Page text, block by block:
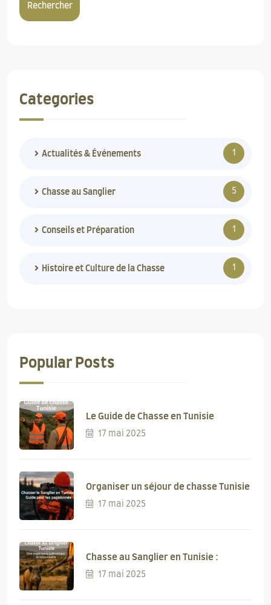
Rechercher
Categories
Actualités & Événements 1
Chasse au Sanglier 5
Conseils et Préparation 1
Histoire et Culture de la Chasse 1
Popular Posts
Le Guide de Chasse en Tunisie
17 mai 2025
Organiser un séjour de chasse Tunisie
17 mai 2025
Chasse au Sanglier en Tunisie :
17 mai 2025